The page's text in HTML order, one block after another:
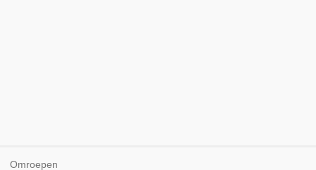
Omroepen